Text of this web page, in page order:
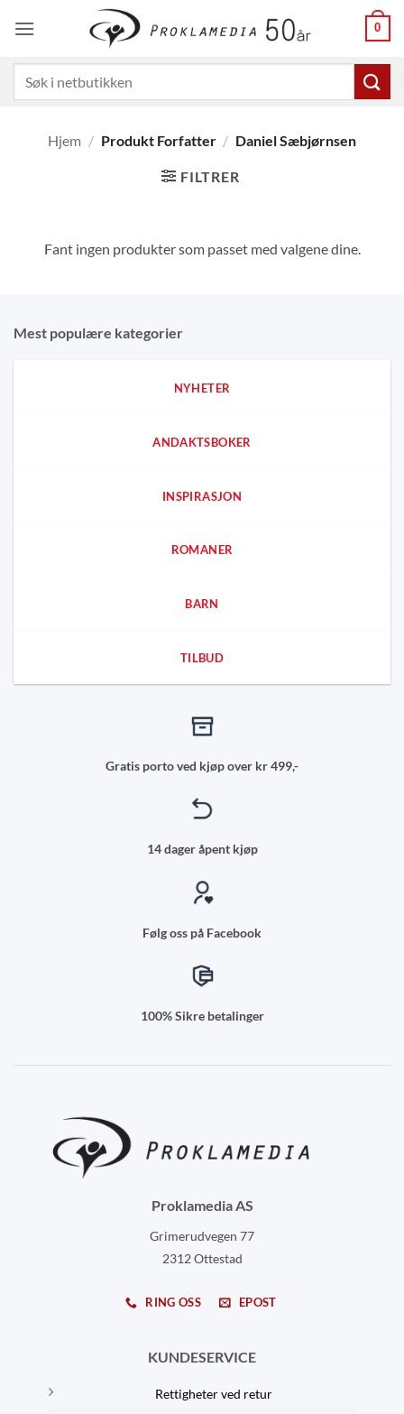
0
etter:
Hjem / Produkt Forfatter / Daniel Sæbjørnsen
FILTRER
Fant ingen produkter som passet med valgene dine.
Mest populære kategorier
NYHETER
ANDAKTSBOKER
INSPIRASJON
ROMANER
BARN
TILBUD
Gratis porto ved kjøp over kr 499,-
14 dager åpent kjøp
Følg oss på Facebook
100% Sikre betalinger
Proklamedia AS
Grimerudvegen 77
2312 Ottestad
RING OSS EPOST
KUNDESERVICE
Rettigheter ved retur